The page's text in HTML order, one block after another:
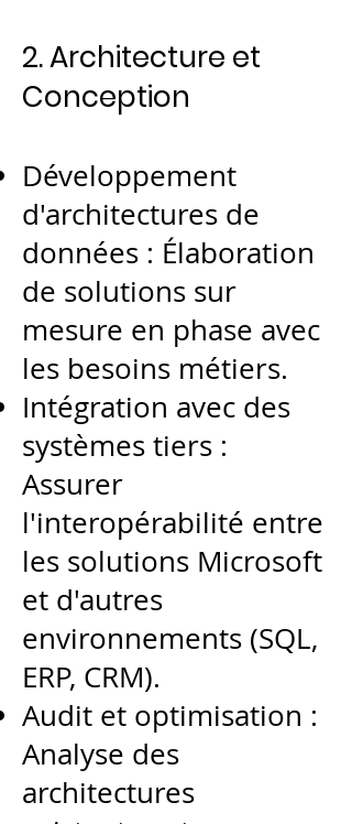
2. Architecture et
Conception
Développement
d'architectures de
données : Élaboration
de solutions sur
mesure en phase avec
les besoins métiers.
Intégration avec des
systèmes tiers :
Assurer
l'interopérabilité entre
les solutions Microsoft
et d'autres
environnements (SQL,
ERP, CRM).
Audit et optimisation :
Analyse des
architectures